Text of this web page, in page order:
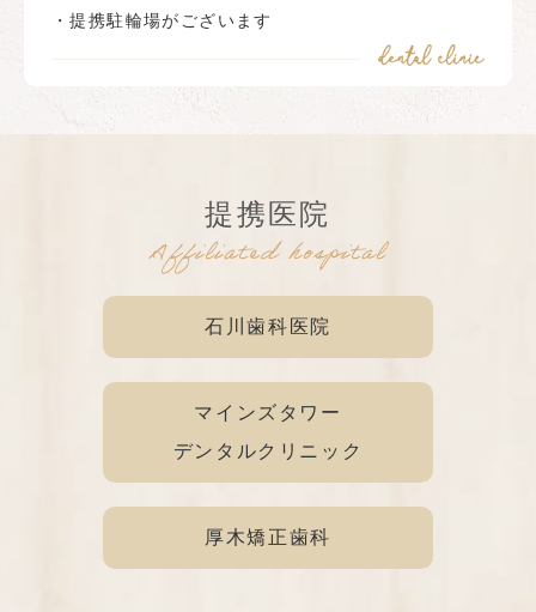
・提携駐輪場がございます
提携医院
Affiliated hospital
石川歯科医院
マインズタワー
デンタルクリニック
厚木矯正歯科